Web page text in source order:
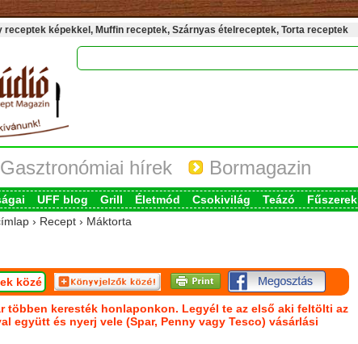
receptek képekkel, Muffin receptek, Szárnyas ételreceptek, Torta receptek
Gasztronómiai hírek Bormagazin
UFF blog Grill Életmód Csokivilág Teázó Fűszerek
› Recept › Máktorta
közé
többen keresték honlaponkon. Legyél te az első aki feltölti az
együtt és nyerj vele (Spar, Penny vagy Tesco) vásárlási